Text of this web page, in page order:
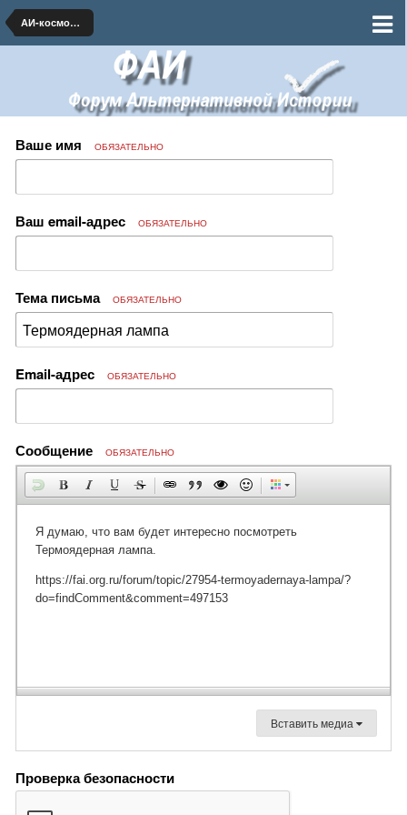
АИ-космонавтика и ракетная техника
Ваше имя ОБЯЗАТЕЛЬНО
Ваш email-адрес ОБЯЗАТЕЛЬНО
Тема письма ОБЯЗАТЕЛЬНО
Email-адрес ОБЯЗАТЕЛЬНО
Сообщение ОБЯЗАТЕЛЬНО
Вставить медиа
Проверка безопасности